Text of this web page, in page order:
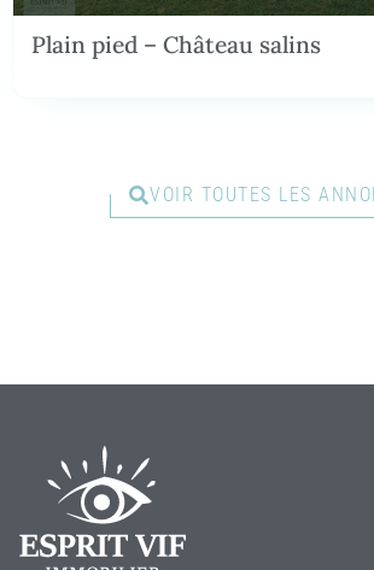
Plain pied – Château salins
VOIR TOUTES LES